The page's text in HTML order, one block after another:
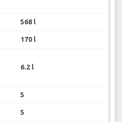
568 l
170 l
6.2 l
5
5